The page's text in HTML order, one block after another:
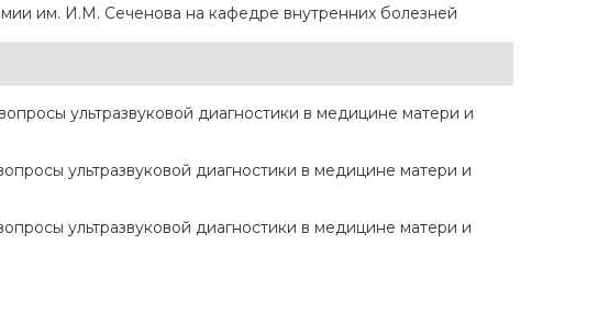
им. И.М. Сеченова на кафедре внутренних болезней
ультразвуковой диагностики в медицине матери и
ультразвуковой диагностики в медицине матери и
ультразвуковой диагностики в медицине матери и